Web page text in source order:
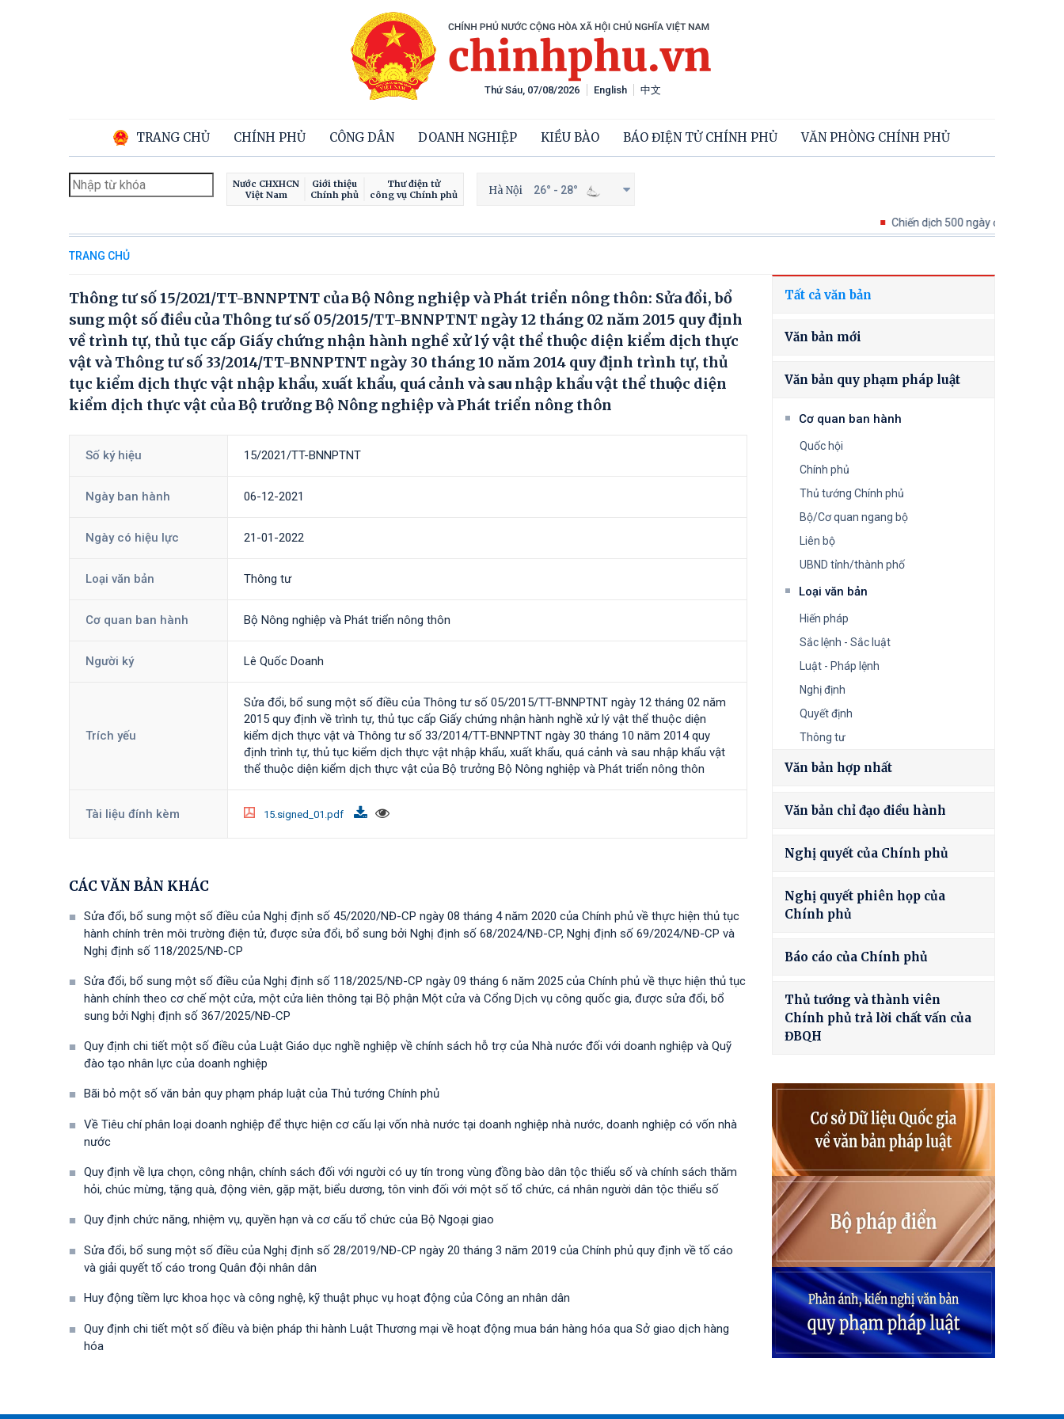
English 中文
TRANG CHỦ CHÍNH PHỦ CÔNG DÂN DOANH NGHIỆP KIỀU BÀO BÁO ĐIỆN TỬ CHÍNH PHỦ VĂN PHÒNG CHÍNH PHỦ
Thứ Sáu, 07/08/2026
Nước CHXHCN
Việt Nam
Giới thiệu
Chính phủ
Thư điện tử
công vụ Chính phủ
Hà Nội 26° - 28°
Chiến dịch 500 ngày đêm tìm kiếm, quy
TRANG CHỦ
Thông tư số 15/2021/TT-BNNPTNT của Bộ Nông nghiệp và Phát triển nông thôn: Sửa đổi, bổ
sung một số điều của Thông tư số 05/2015/TT-BNNPTNT ngày 12 tháng 02 năm 2015 quy định
về trình tự, thủ tục cấp Giấy chứng nhận hành nghề xử lý vật thể thuộc diện kiểm dịch thực
vật và Thông tư số 33/2014/TT-BNNPTNT ngày 30 tháng 10 năm 2014 quy định trình tự, thủ
tục kiểm dịch thực vật nhập khẩu, xuất khẩu, quá cảnh và sau nhập khẩu vật thể thuộc diện
kiểm dịch thực vật của Bộ trưởng Bộ Nông nghiệp và Phát triển nông thôn
Số ký hiệu 15/2021/TT-BNNPTNT
Ngày ban hành 06-12-2021
Ngày có hiệu lực 21-01-2022
Loại văn bản Thông tư
Cơ quan ban hành Bộ Nông nghiệp và Phát triển nông thôn
Người ký Lê Quốc Doanh
Trích yếu
Sửa đổi, bổ sung một số điều của Thông tư số 05/2015/TT-BNNPTNT ngày 12 tháng 02 năm
2015 quy định về trình tự, thủ tục cấp Giấy chứng nhận hành nghề xử lý vật thể thuộc diện
kiểm dịch thực vật và Thông tư số 33/2014/TT-BNNPTNT ngày 30 tháng 10 năm 2014 quy
định trình tự, thủ tục kiểm dịch thực vật nhập khẩu, xuất khẩu, quá cảnh và sau nhập khẩu vật
thể thuộc diện kiểm dịch thực vật của Bộ trưởng Bộ Nông nghiệp và Phát triển nông thôn
Tài liệu đính kèm 15.signed_01.pdf
CÁC VĂN BẢN KHÁC
Sửa đổi, bổ sung một số điều của Nghị định số 45/2020/NĐ-CP ngày 08 tháng 4 năm 2020 của Chính phủ về thực hiện thủ tục
hành chính trên môi trường điện tử, được sửa đổi, bổ sung bởi Nghị định số 68/2024/NĐ-CP, Nghị định số 69/2024/NĐ-CP và
Nghị định số 118/2025/NĐ-СР
Sửa đổi, bổ sung một số điều của Nghị định số 118/2025/NĐ-CP ngày 09 tháng 6 năm 2025 của Chính phủ về thực hiện thủ tục
hành chính theo cơ chế một cửa, một cửa liên thông tại Bộ phận Một cửa và Cổng Dịch vụ công quốc gia, được sửa đổi, bổ
sung bởi Nghị định số 367/2025/NĐ-СР
Quy định chi tiết một số điều của Luật Giáo dục nghề nghiệp về chính sách hỗ trợ của Nhà nước đối với doanh nghiệp và Quỹ
đào tạo nhân lực của doanh nghiệp
Bãi bỏ một số văn bản quy phạm pháp luật của Thủ tướng Chính phủ
Về Tiêu chí phân loại doanh nghiệp để thực hiện cơ cấu lại vốn nhà nước tại doanh nghiệp nhà nước, doanh nghiệp có vốn nhà
nước
Quy định về lựa chọn, công nhận, chính sách đối với người có uy tín trong vùng đồng bào dân tộc thiểu số và chính sách thăm
hỏi, chúc mừng, tặng quà, động viên, gặp mặt, biểu dương, tôn vinh đối với một số tổ chức, cá nhân người dân tộc thiểu số
Quy định chức năng, nhiệm vụ, quyền hạn và cơ cấu tổ chức của Bộ Ngoại giao
Sửa đổi, bổ sung một số điều của Nghị định số 28/2019/NĐ-CР ngày 20 tháng 3 năm 2019 của Chính phủ quy định về tố cáo
và giải quyết tố cáo trong Quân đội nhân dân
Huy động tiềm lực khoa học và công nghệ, kỹ thuật phục vụ hoạt động của Công an nhân dân
Quy định chi tiết một số điều và biện pháp thi hành Luật Thương mại về hoạt động mua bán hàng hóa qua Sở giao dịch hàng
hóa
Tất cả văn bản
Văn bản mới
Văn bản quy phạm pháp luật
Cơ quan ban hành
Quốc hội
Chính phủ
Thủ tướng Chính phủ
Bộ/Cơ quan ngang bộ
Liên bộ
UBND tỉnh/thành phố
Loại văn bản
Hiến pháp
Sắc lệnh - Sắc luật
Luật - Pháp lệnh
Nghị định
Quyết định
Thông tư
Văn bản hợp nhất
Văn bản chỉ đạo điều hành
Nghị quyết của Chính phủ
Nghị quyết phiên họp của
Chính phủ
Báo cáo của Chính phủ
Thủ tướng và thành viên
Chính phủ trả lời chất vấn của
ĐBQH